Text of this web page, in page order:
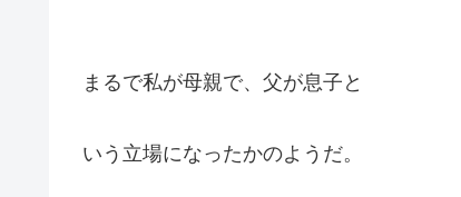
まるで私が母親で、父が息子と
いう立場になったかのようだ。